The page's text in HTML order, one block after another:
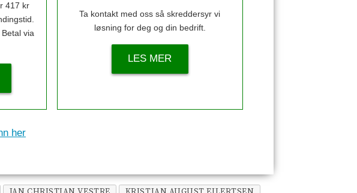
417 kr
via
Ta kontakt med oss så skreddersyr vi
løsning for deg og din bedrift.
LES MER
her